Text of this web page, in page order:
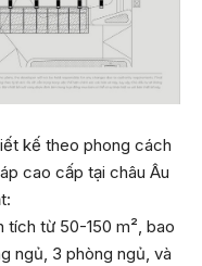
kế theo phong cách
cao cấp tại châu Âu
tích từ 50-150 m², bao
ngủ, 3 phòng ngủ, và